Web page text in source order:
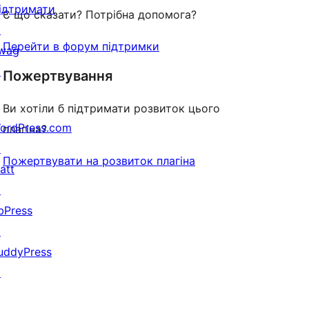
Є що сказати? Потрібна допомога?
Перейти в форум підтримки
Пожертвування
Ви хотіли б підтримати розвиток цього
плагіна?
Пожертвувати на розвиток плагіна